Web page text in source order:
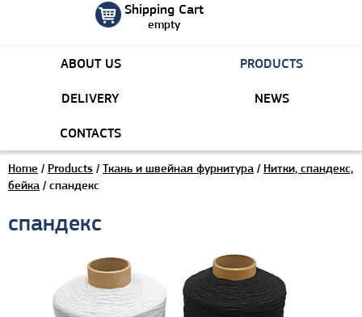
Shipping Cart
empty
ABOUT US PRODUCTS
DELIVERY NEWS
CONTACTS
Home / Products / Ткань и швейная фурнитура / Нитки, спандекс,
бейка / спандекс
спандекс